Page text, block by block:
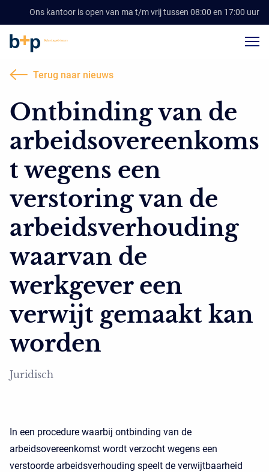
Ons kantoor is open van ma t/m vrij tussen 08:00 en 17:00 uur
Terug naar nieuws
Ontbinding van de
arbeidsovereenkoms
t wegens een
verstoring van de
arbeidsverhouding
waarvan de
werkgever een
verwijt gemaakt kan
worden
Juridisch
In een procedure waarbij ontbinding van de
arbeidsovereenkomst wordt verzocht wegens een
verstoorde arbeidsverhouding speelt de verwijtbaarheid